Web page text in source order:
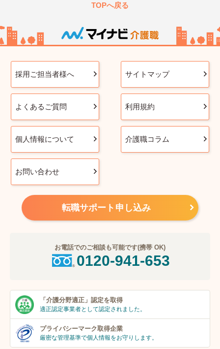
TOPへ戻る
採用ご担当者様へ サイトマップ
よくあるご質問 利用規約
個人情報について 介護職コラム
お問い合わせ
転職サポート申し込み
お電話でのご相談も可能です(携帯 OK)
0120-941-653
「介護分野適正」 認定を取得
適正認定事業者として認定されました。
プライバシーマーク取得企業
厳密な管理基準で個人情報をお守りします。